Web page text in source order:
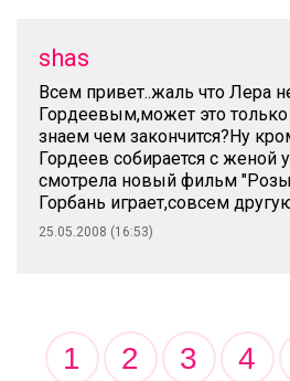
shas
Всем привет..жаль что Лера
Гордеевым,может это
знаем чем закончится?Ну
Гордеев собирается с женой
смотрела новый фильм
Горбань играет,совсем
25.05.2008 (16:53)
1 2 3 4